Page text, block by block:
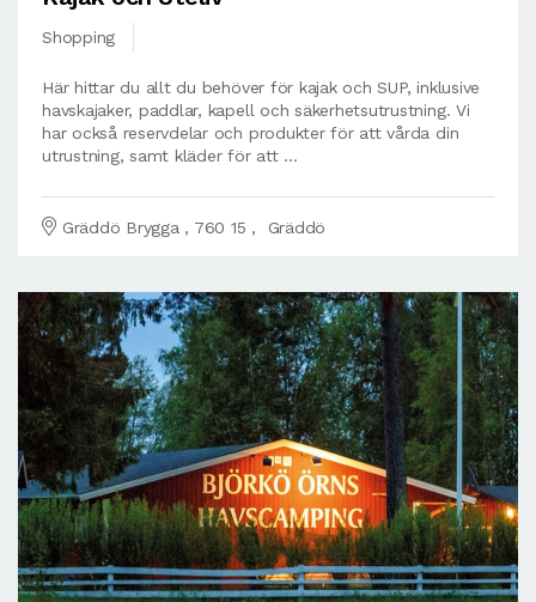
Shopping
Här hittar du allt du behöver för kajak och SUP, inklusive
havskajaker, paddlar, kapell och säkerhetsutrustning. Vi
har också reservdelar och produkter för att vårda din
utrustning, samt kläder för att ...
Gräddö Brygga , 760 15 , Gräddö